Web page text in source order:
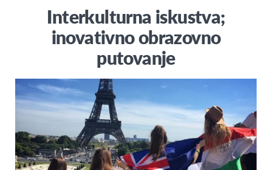
Interkulturna iskustva;
inovativno obrazovno
putovanje